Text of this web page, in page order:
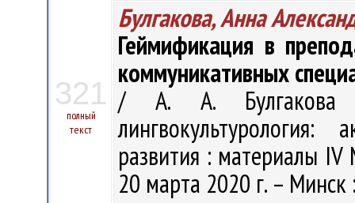
321
полный
текст
Булгакова, Анна
Геймификация в
коммуникативных
/ А. А. Булгакова //
развития : материалы
20 марта 2020 г. –